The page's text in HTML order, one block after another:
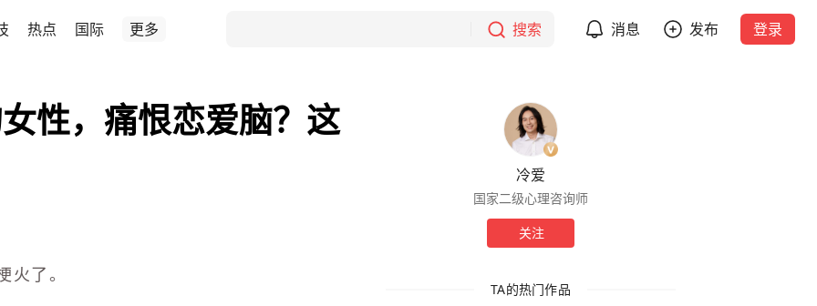
热点 国际 更多 搜索 消息 发布 登录
性，痛恨恋爱脑？这
了。
冷爱
国家二级心理咨询师
关注
TA的热门作品